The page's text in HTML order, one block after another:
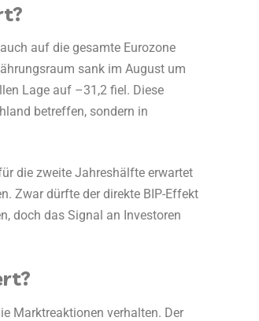
auf die gesamte Eurozone
sank im August um
Lage auf –31,2 fiel. Diese
betreffen, sondern in
die zweite Jahreshälfte erwartet
Zwar dürfte der direkte BIP-Effekt
doch das Signal an Investoren
Marktreaktionen verhalten. Der